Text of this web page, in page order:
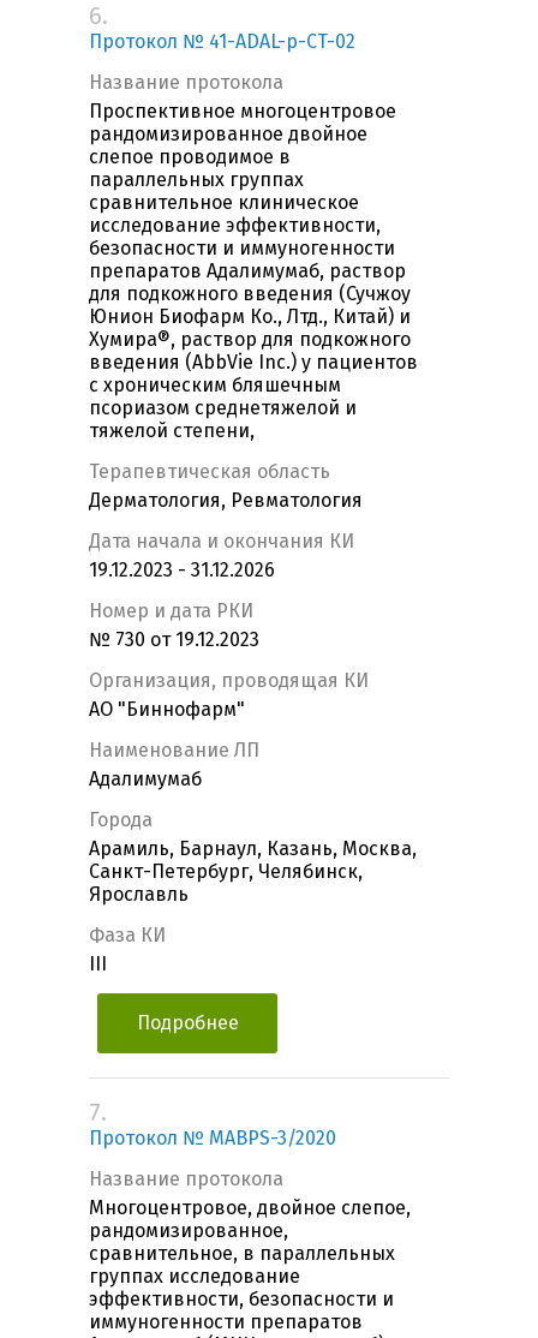
6.
Протокол № 41-ADAL-p-CT-02
Название протокола
Проспективное многоцентровое
рандомизированное двойное
слепое проводимое в
параллельных группах
сравнительное клиническое
исследование эффективности,
безопасности и иммуногенности
препаратов Адалимумаб, раствор
для подкожного введения (Сучжоу
Юнион Биофарм Ко., Лтд., Китай) и
Хумира®, раствор для подкожного
введения (AbbVie Inc.) у пациентов
с хроническим бляшечным
псориазом среднетяжелой и
тяжелой степени,
Терапевтическая область
Дерматология, Ревматология
Дата начала и окончания КИ
19.12.2023 - 31.12.2026
Номер и дата РКИ
№ 730 от 19.12.2023
Организация, проводящая КИ
АО "Биннофарм"
Наименование ЛП
Адалимумаб
Города
Арамиль, Барнаул, Казань, Москва,
Санкт-Петербург, Челябинск,
Ярославль
Фаза КИ
Подробнее
7.
Протокол № MABPS-3/2020
Название протокола
Многоцентровое, двойное слепое,
рандомизированное,
сравнительное, в параллельных
группах исследование
эффективности, безопасности и
иммуногенности препаратов